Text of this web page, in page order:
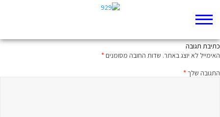
כתיבת תגובה
האימייל לא יוצג באתר. שדות החובה מסומנים*
התגובה שלך*